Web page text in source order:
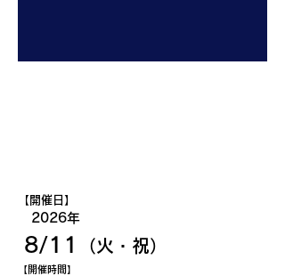
【開催日】
2026年
8/11 （火・祝）
【開催​時間】